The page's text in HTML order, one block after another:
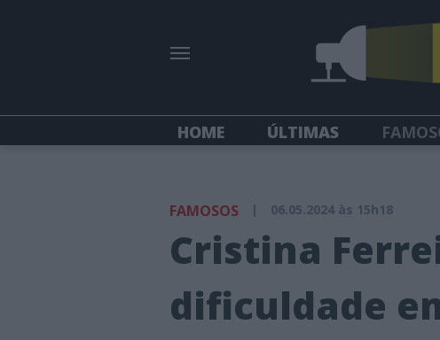
HOME ÚLTIMAS
FAMOSOS | 06.05.2024 às 15h18
Cristina
dificuldade